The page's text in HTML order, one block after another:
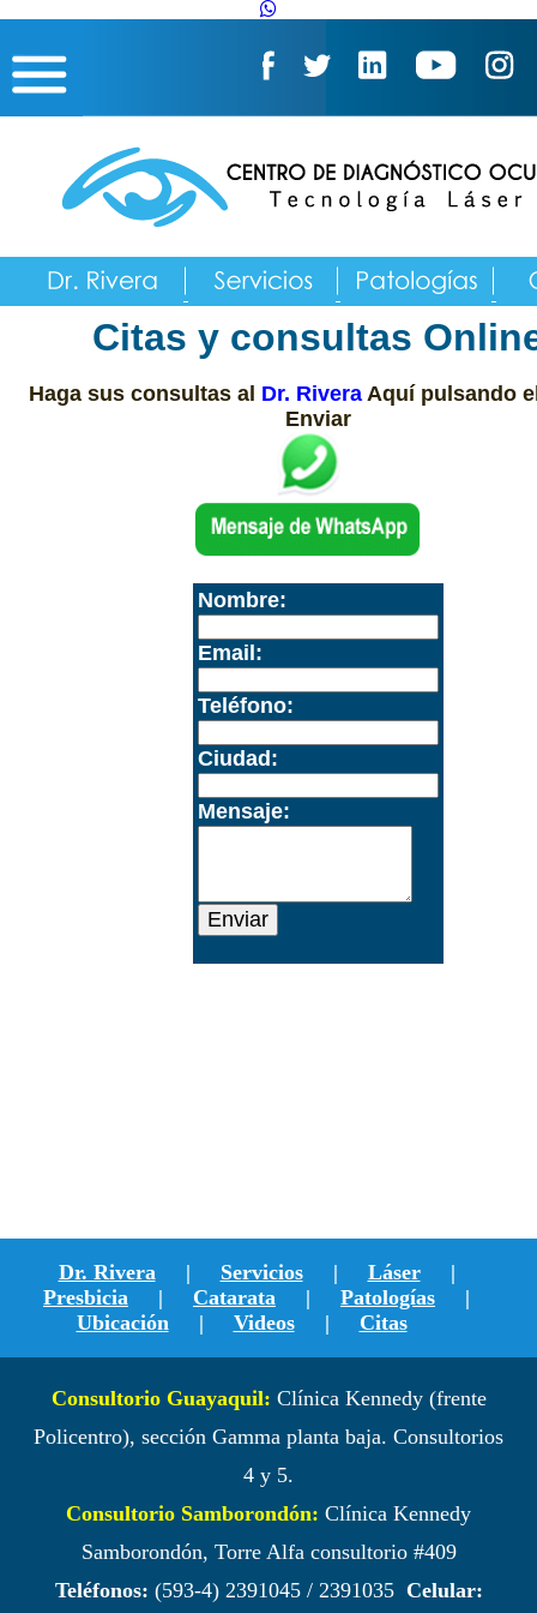
Citas yconsultas
Haga sus consultas al Dr. Rivera Aquí pulsando
Enviar
Nombre:
Email:
Teléfono:
Ciudad:
Mensaje:
Enviar
Dr. Rivera| Servicios| Láser|
Presbicia | Catarata | Patologías |
Ubicación| Videos| Citas
Consultorio Guayaquil: Clínica Kennedy (frente
Policentro), sección Gamma planta baja. Consultorios
4 y 5.
Consultorio Samborondón: Clínica Kennedy
Samborondón, Torre Alfa consultorio #409
Teléfonos: (593-4) 2391045 / 2391035 Celular: